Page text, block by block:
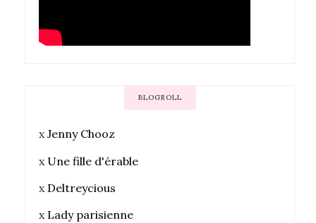
BLOGROLL
xJenny Chooz
x Une fille d'érable
x Deltreycious
x Lady parisienne